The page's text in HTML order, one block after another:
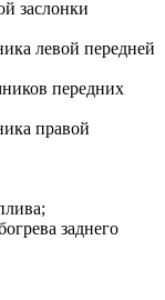
заслонки
левой передней
передних
правой
заднего